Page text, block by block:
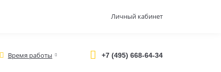
Личный кабинет
Время работы +7 (495) 668-64-34